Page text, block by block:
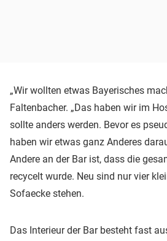
„Wir wollten etwas Bayerisches
Faltenbacher. „Das haben wir im
sollte anders werden. Bevor es
haben wir etwas ganz Anderes
Andere an der Bar ist, dass die
recycelt wurde. Neu sind nur vier
Sofaecke stehen.
Das Interieur der Bar besteht fast